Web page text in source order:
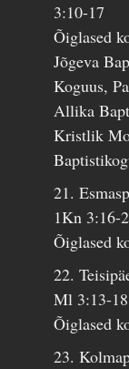
3:10-17
Õiglased
Jõgeva
Koguus,
Allika
Kristlik
21.
1Kn 3:16-
Õiglased
22.
Ml 3:13-18
Õiglased
23.